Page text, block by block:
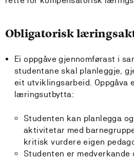
Obligatorisk
Ei oppgåve gjennomførast i
studentane skal planleggje,
eit utviklingsarbeid. Oppgåva
læringsutbytta:
Studenten kan planlegga
aktivitetar med
kritisk vurdere eigen
Studenten er medverkande